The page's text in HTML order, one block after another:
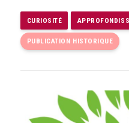
CURIOSITÉ
PUBLICATION HISTORIQUE